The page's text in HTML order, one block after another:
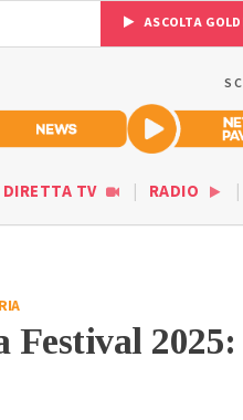
ASCOLTA
DIRETTA TV RADIO
Festival